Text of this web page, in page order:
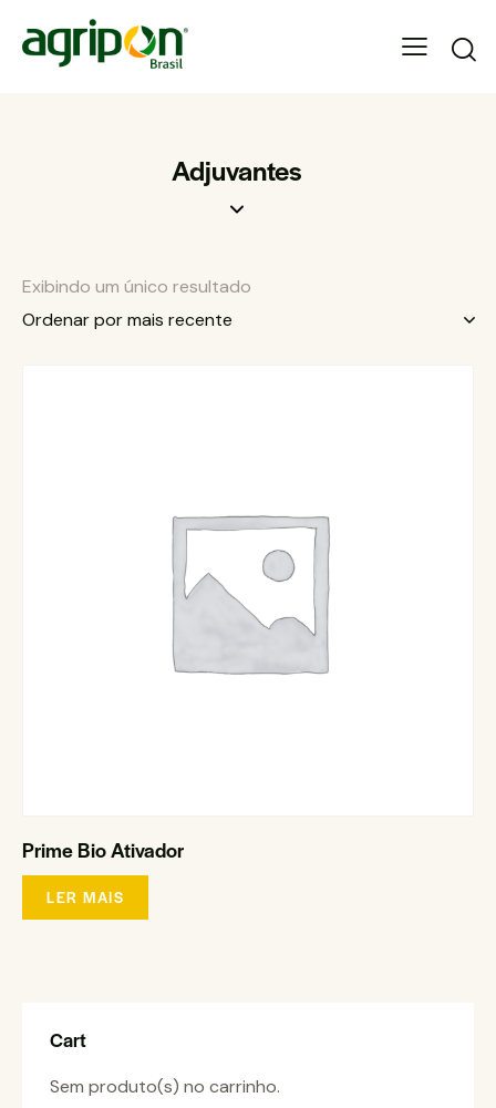
Adjuvantes
Exibindo um único resultado
Prime Bio Ativador
LER MAIS
Cart
Sem produto(s) no carrinho.